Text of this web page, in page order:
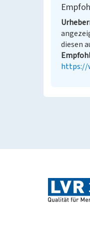
diesen
https://